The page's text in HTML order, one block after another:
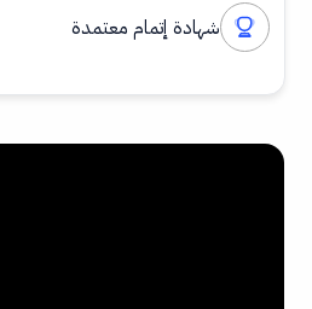
شهادة إتمام معتمدة